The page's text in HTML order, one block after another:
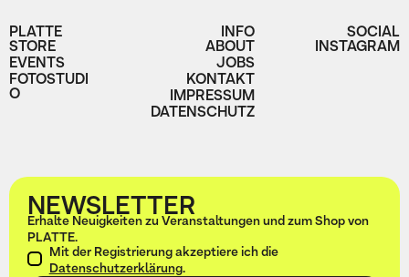
PLATTE
STORE
EVENTS
FOTOSTUDI
O
INFO
ABOUT
JOBS
KONTAKT
IMPRESSUM
DATENSCHUTZ
SOCIAL
INSTAGRAM
NEWSLETTER
Erhalte Neuigkeiten zu Veranstaltungen und zum Shop von
PLATTE.
Mit der Registrierung akzeptiere ich die
Datenschutzerklärung.